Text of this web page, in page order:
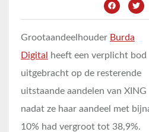
Grootaandeelhouder Burda
Digital
heeft een verplicht bod
uitgebracht op de resterende
uitstaande aandelen van XING
nadat ze haar aandeel met
10% had vergroot tot 38,9%.